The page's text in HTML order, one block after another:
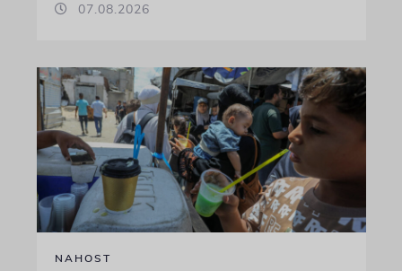
07.08.2026
NAHOST